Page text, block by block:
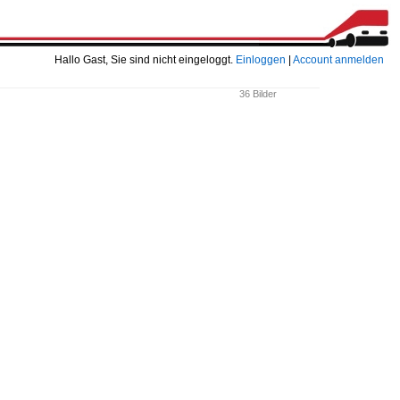
Hallo Gast, Sie sind nicht eingeloggt. Einloggen Account anmelden
36 Bilder